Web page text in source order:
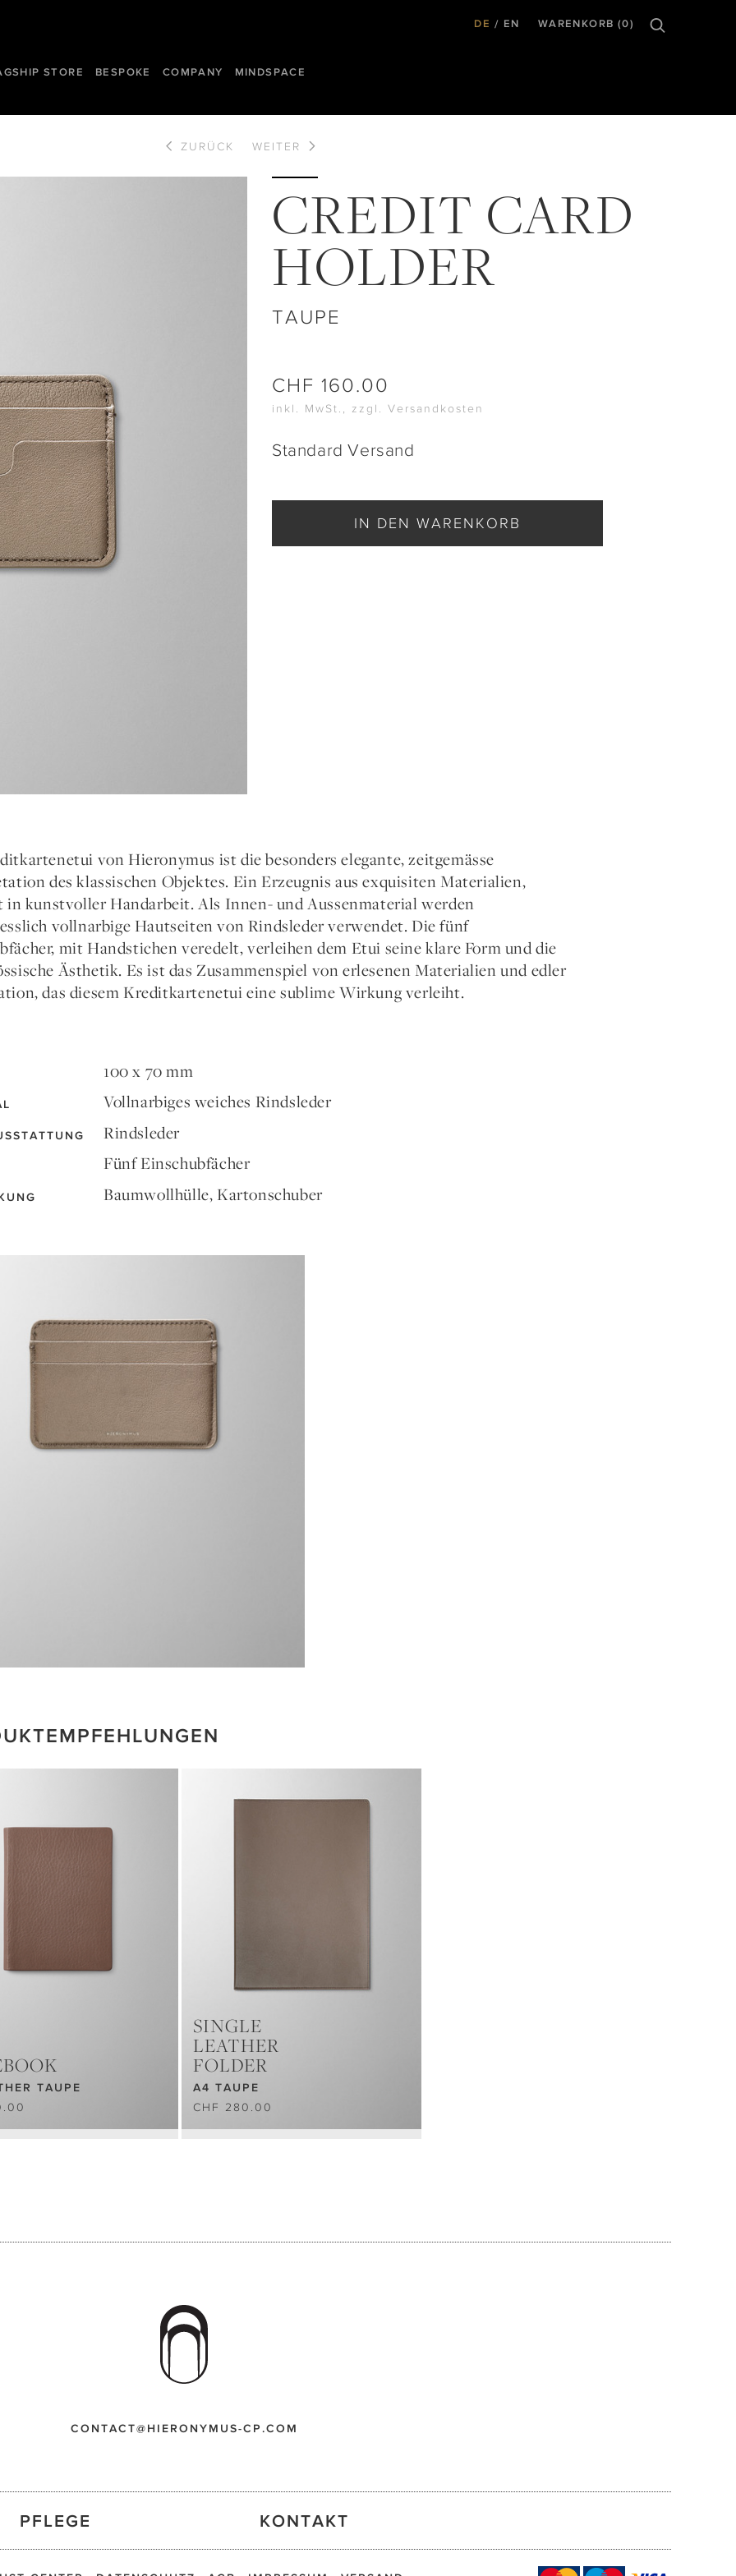
DE EN WARENKORB (0)
STORE BESPOKE COMPANY MINDSPACE
ZURÜCK WEITER
CREDIT CARD
HOLDER
TAUPE
CHF 160.00
inkl. MwSt., zzgl. Versandkosten
Standard Versand
IN DEN WARENKORB
von Hieronymus ist die besonders elegante, zeitgemässe
des klassischen Objektes. Ein Erzeugnis aus exquisiten Materialien,
in kunstvoller Handarbeit. Als Innen- und Aussenmaterial werden
vollnarbige Hautseiten von Rindsleder verwendet. Die fünf
mit Handstichen veredelt, verleihen dem Etui seine klare Form und die
Ästhetik. Es ist das Zusammenspiel von erlesenen Materialien und edler
das diesem Kreditkartenetui eine sublime Wirkung verleiht.
100 x 70 mm
Vollnarbiges weiches Rindsleder
Rindsleder
Fünf Einschubfächer
Baumwollhülle, Kartonschuber
TAUPE
SINGLE
LEATHER
FOLDER
A4 TAUPE
CHF 280.00
CONTACT@HIERONYMUS-CP.COM
PFLEGE KONTAKT